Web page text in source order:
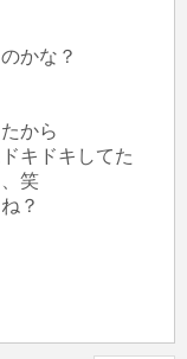
かな？
から
キドキしてた
笑
？